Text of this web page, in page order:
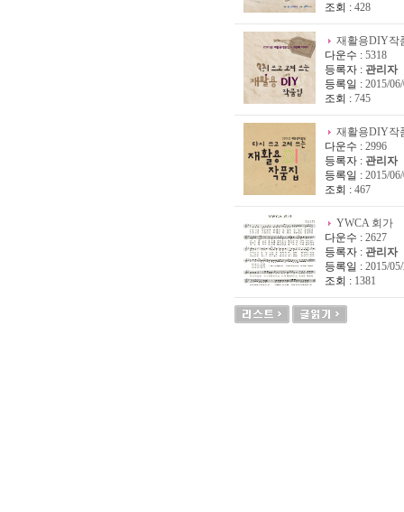
조회 : 428
재활용DIY작
다운수 : 5318
등록자 : 관리자
등록일 : 2015/
조회 : 745
재활용DIY작
다운수 : 2996
등록자 : 관리자
등록일 : 2015/
조회 : 467
YWCA 회가
다운수 : 2627
등록자 : 관리자
등록일 : 2015/
조회 : 1381